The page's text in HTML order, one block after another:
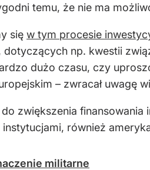
temu, że nie ma
się w tym procesie
dotyczących np. kwestii
dużo czasu, czy
– zwracał uwagę
do zwiększenia
również
militarne